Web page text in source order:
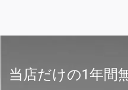
当店だけの1年間